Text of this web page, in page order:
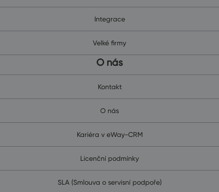
Integrace
Velké firmy
O nás
Kontakt
O nás
Kariéra v eWay-CRM
Licenční podmínky
SLA (Smlouva o servisní podpoře)